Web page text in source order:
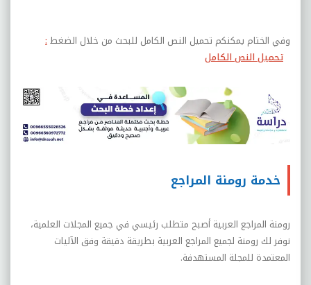
وفي الختام يمكنكم تحميل النص الكامل للبحث من خلال الضغط:
تحميل النص الكامل
خدمة رومنة المراجع
رومنة المراجع العربية أصبح متطلب رئيسي في جميع المجلات العلمية،
نوفر لك رومنة لجميع المراجع العربية بطريقة دقيقة وفق الآليات
المعتمدة للمجلة المستهدفة.